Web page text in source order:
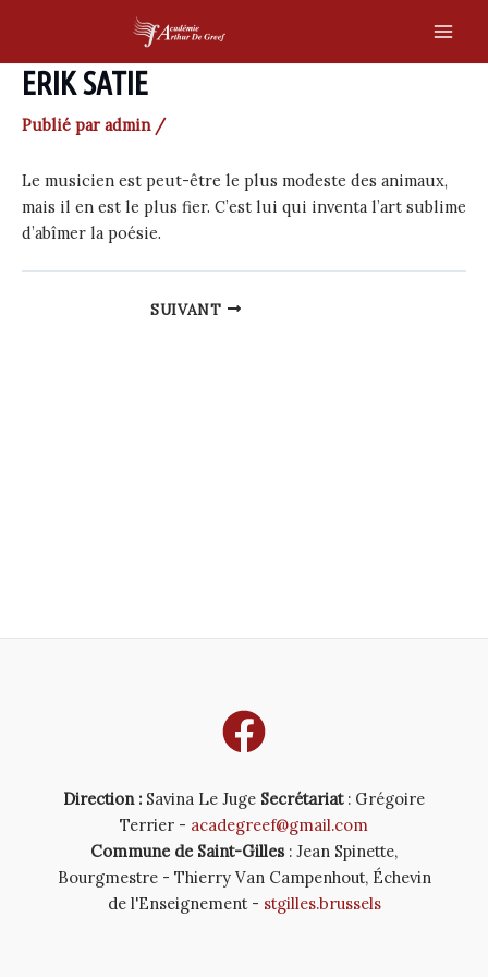
content
ERIK SATIE
Publié par admin /
Le musicien est peut-être le plus modeste des animaux,
mais il en est le plus fier. C’est lui qui inventa l’art sublime
d’abîmer la poésie.
SUIVANT
Direction : Savina Le Juge Secrétariat: Grégoire
Terrier - acadegreef@gmail.com
Commune de Saint-Gilles : Jean Spinette,
Bourgmestre - Thierry Van Campenhout, Échevin
de l'Enseignement - stgilles.brussels